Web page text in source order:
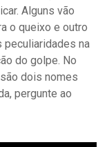
Alguns vão
o queixo e outro
peculiaridades na
do golpe. No
dois nomes
pergunte ao